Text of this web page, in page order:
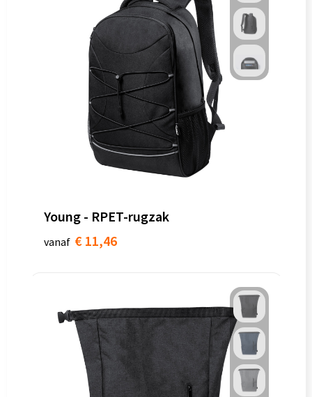
Young - RPET-rugzak
vanaf € 11,46